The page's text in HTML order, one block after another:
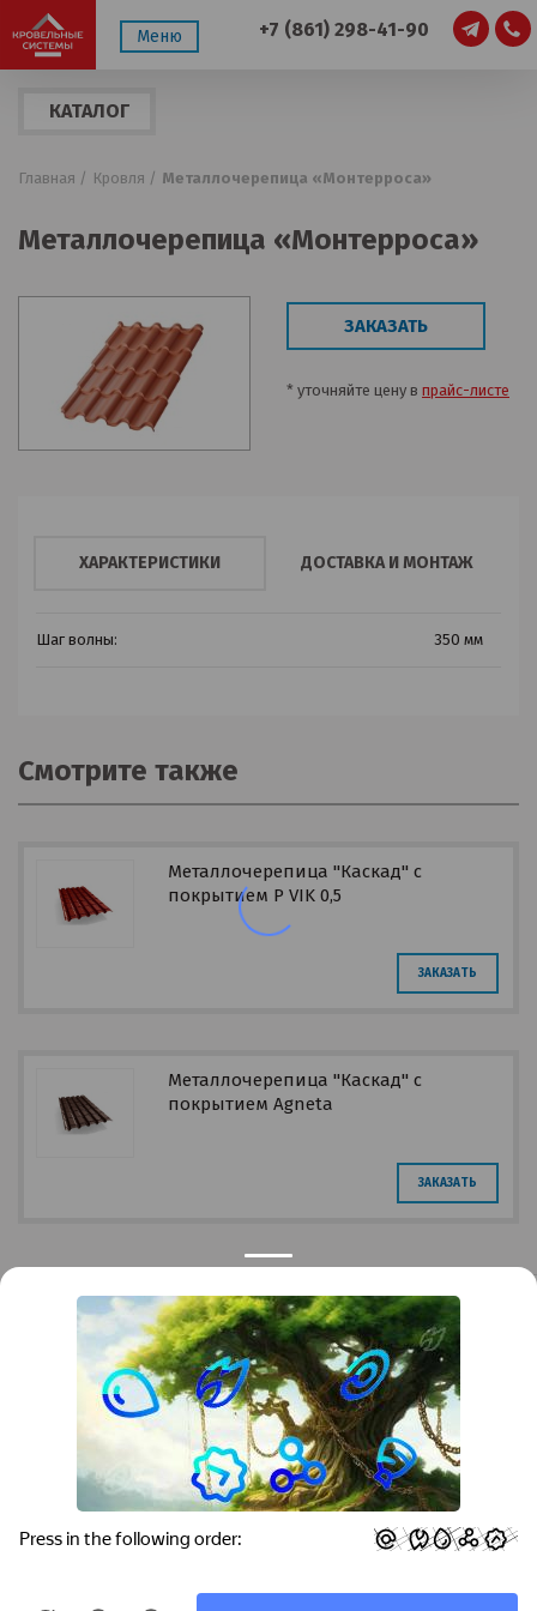
Меню +7 (861) 298-41-90
КАТАЛОГ
Главная / Кровля / Металлочерепица «Монтерроса»
Металлочерепица «Монтерроса»
ЗАКАЗАТЬ
* уточняйте цену в прайс-листе
ХАРАКТЕРИСТИКИ ДОСТАВКА И МОНТАЖ
Шаг волны: 350 мм
Смотрите также
Металлочерепица "Каскад" с
покрытием P VIK 0,5
ЗАКАЗАТЬ
Металлочерепица "Каскад" с
покрытием Agneta
ЗАКАЗАТЬ
Контакты
Тимашевск Темрюк
+7 (861) 298-41-90 +7 (861) 298-41-90
Российская, дом 269/10А
krov@krovsystem.com ЗАКАЗАТЬ ЗВОНОК
Privacy notice